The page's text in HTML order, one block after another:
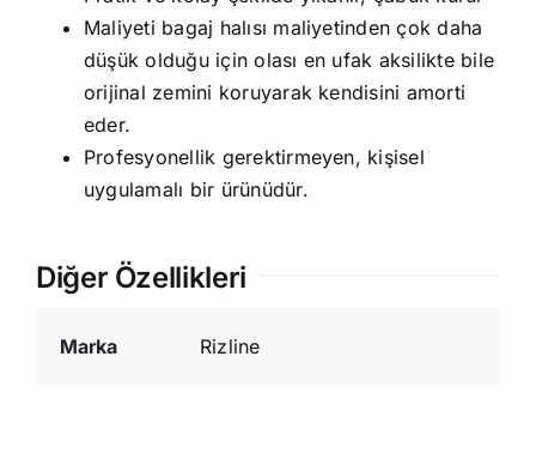
Maliyeti bagaj halısı maliyetinden çok daha
düşük olduğu için olası en ufak aksilikte bile
orijinal zemini koruyarak kendisini amorti
eder.
Profesyonellik gerektirmeyen, kişisel
uygulamalı bir ürünüdür.
Diğer Özellikleri
Marka Rizline